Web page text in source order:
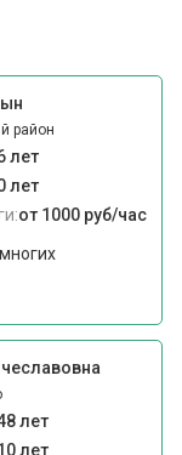
район
лет
лет
от 1000 руб/час
лет
лет